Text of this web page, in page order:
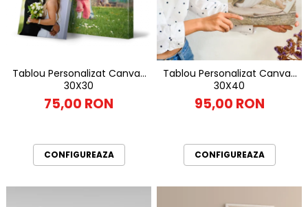
Tablou Personalizat Canvas
30X30
75,00 RON
CONFIGUREAZA
Tablou Personalizat Canvas
30X40
95,00 RON
CONFIGUREAZA